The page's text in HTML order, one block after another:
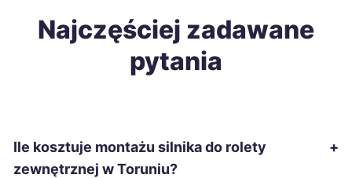
Wodzisław Śląski 272 zł
Kędzierzyn-Koźle
Malbork
Najczęściej zadawane
pytania
Ile kosztuje montażu silnika do rolety
zewnętrznej w Toruniu?
+